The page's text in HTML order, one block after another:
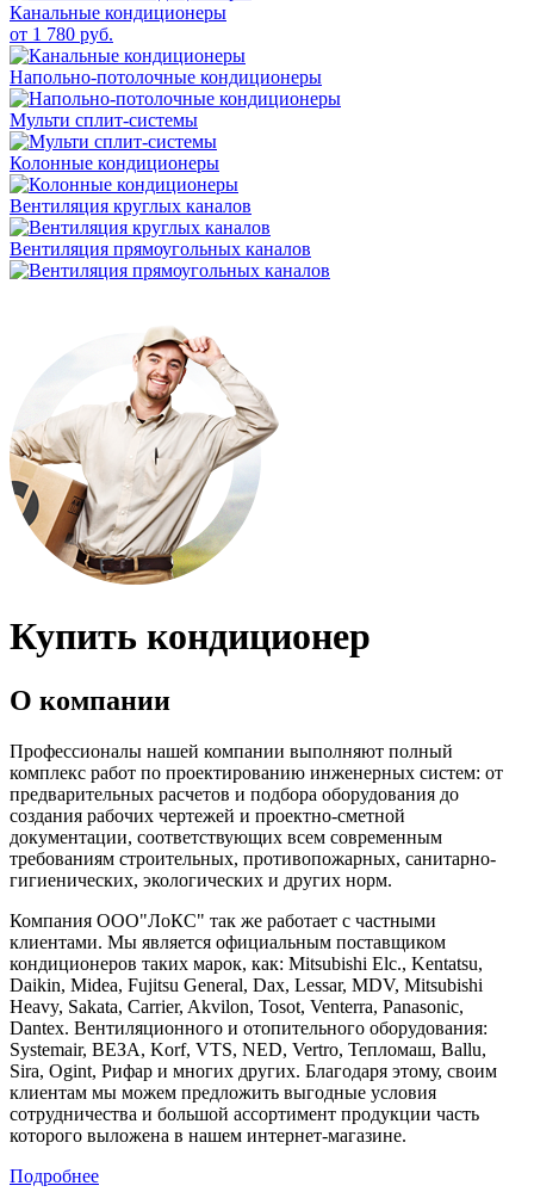
Канальные кондиционеры
от 1 780 руб.
Напольно-потолочные кондиционеры
Мульти сплит-системы
Колонные кондиционеры
Вентиляция круглых каналов
Вентиляция прямоугольных каналов
Купить кондиционер
О компании
Профессионалы нашей компании выполняют полный
комплекс работ по проектированию инженерных систем: от
предварительных расчетов и подбора оборудования до
создания рабочих чертежей и проектно-сметной
документации, соответствующих всем современным
требованиям строительных, противопожарных, санитарно-
гигиенических, экологических и других норм.
Компания ООО"ЛоКС" так же работает с частными
клиентами. Мы является официальным поставщиком
кондиционеров таких марок, как: Mitsubishi Elc., Kentatsu,
Daikin, Midea, Fujitsu General, Dax, Lessar, MDV, Mitsubishi
Heavy, Sakata, Carrier, Akvilon, Tosot, Venterra, Panasonic,
Dantex. Вентиляционного и отопительного оборудования:
Systemair, ВЕЗА, Korf, VTS, NED, Vertro, Тепломаш, Ballu,
Sira, Ogint, Рифар и многих других. Благодаря этому, своим
клиентам мы можем предложить выгодные условия
сотрудничества и большой ассортимент продукции часть
которого выложена в нашем интернет-магазине.
Подробнее